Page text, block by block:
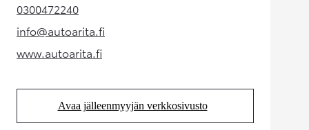
0300472240(Aukeaa uudessa välilehdessä)
info@autoarita.fi(Aukeaa uudessa välilehdessä)
www.autoarita.fi(Aukeaa uudessa välilehdessä)
Avaa jälleenmyyjän verkkosivusto
(Aukeaa uudessa välilehdessä)